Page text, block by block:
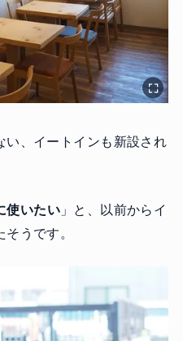
い、イートインも新設され
使いたい」と、以前からイ
うです。